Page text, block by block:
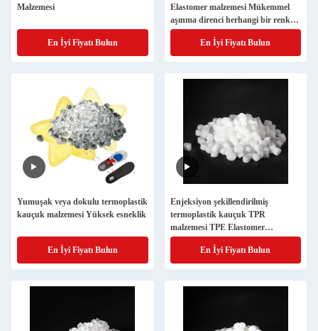
Malzemesi
En İyi Fiyatı Bulun
Elastomer malzemesi Mükemmel
aşınma direnci herhangi bir renk
30-95 Kıyısı A
En İyi Fiyatı Bulun
Yumuşak veya dokulu termoplastik
kauçuk malzemesi Yüksek esneklik
En İyi Fiyatı Bulun
Enjeksiyon şekillendirilmiş
termoplastik kauçuk TPR
malzemesi TPE Elastomer
malzemesi 300-800% Uzunluk
KokusuzEn İyi Fiyatı Bulun